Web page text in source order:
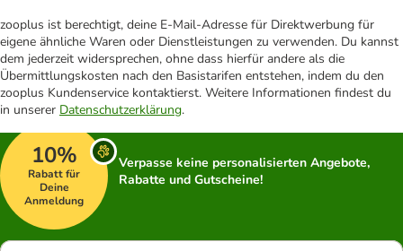
zooplus ist berechtigt, deine E-Mail-Adresse für Direktwerbung für
eigene ähnliche Waren oder Dienstleistungen zu verwenden. Du kannst
dem jederzeit widersprechen, ohne dass hierfür andere als die
Übermittlungskosten nach den Basistarifen entstehen, indem du den
zooplus Kundenservice kontaktierst. Weitere Informationen findest du
in unserer Datenschutzerklärung.
10%
Rabatt für
Deine
Anmeldung
Verpasse keine personalisierten Angebote,
Rabatte und Gutscheine!